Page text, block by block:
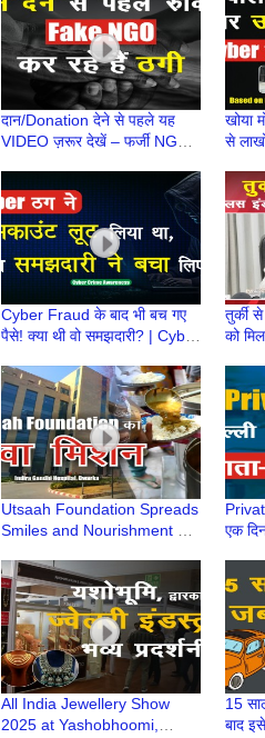
14
दान/Donation देने से पहले यह
VIDEO ज़रूर देखें – फर्जी NGO
खोया
से
Story
Cyber Fraud के बाद भी बच गए
पैसे! क्या थी वो समझदारी? | Cyber
ने किया कमाल
तुर्की
को
फैसला
Utsaah Foundation Spreads
Smiles and Nourishment at
Dwarka
एक
All India Jewellery Show
2025 at Yashobhoomi,
15
बाद